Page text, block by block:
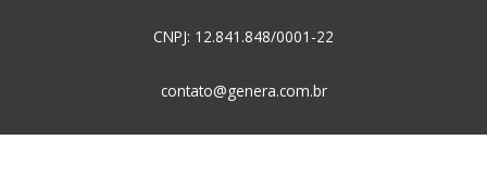
CNPJ: 12.841.848/0001-22
contato@genera.com.br